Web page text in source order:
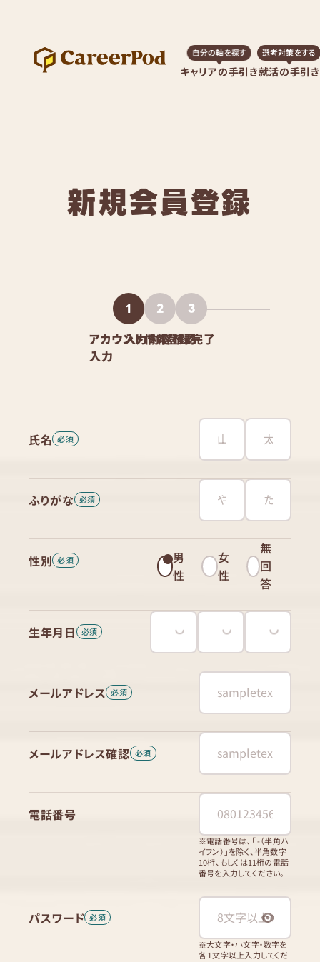
キャリアの手引き
自分の軸を探す
就活の手引き
選考対策をする
新規会員登録
1
アカウント情報
入力
2
入力内容確認
3
登録完了
氏名
ふりがな
性別
男
性
女
性
無
回
答
生年月日
メールアドレス
メールアドレス確認
電話番号
※電話番号は、「 -（半角ハ
イフン）」を除く、半角数字
10桁、もしくは11桁の電話
番号を入力してください。
パスワード
※大文字・小文字・数字を
各１文字以上入力してくだ